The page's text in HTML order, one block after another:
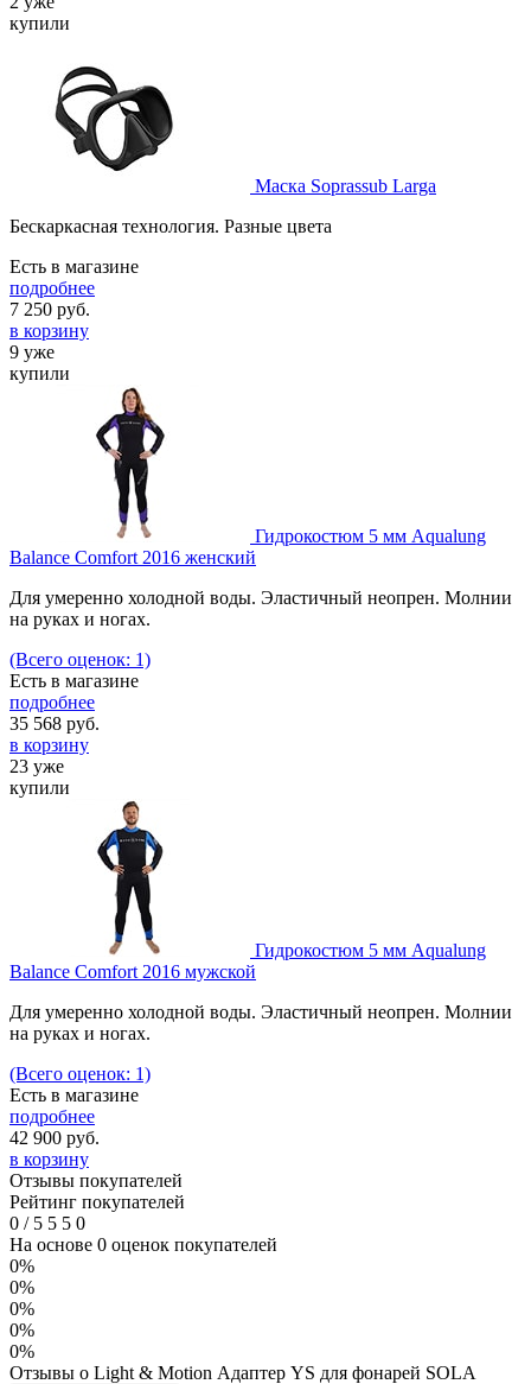
купили
Маска Soprassub Larga
Бескаркасная технология. Разные цвета
Есть в магазине
подробнее
7 250 руб.
в корзину
9 уже
купили
Гидрокостюм 5 мм Aqualung
Balance Comfort 2016 женский
Для умеренно холодной воды. Эластичный неопрен. Молнии
на руках и ногах.
(Всего оценок: 1)
Есть в магазине
подробнее
35 568 руб.
в корзину
23 уже
купили
Гидрокостюм 5 мм Aqualung
Balance Comfort 2016 мужской
Для умеренно холодной воды. Эластичный неопрен. Молнии
на руках и ногах.
(Всего оценок: 1)
Есть в магазине
подробнее
42 900 руб.
в корзину
Отзывы покупателей
Рейтинг покупателей
0 /5 5 5 0
На основе 0 оценок покупателей
0%
0%
0%
0%
0%
Отзывы о Light & Motion Адаптер YS для фонарей SOLA